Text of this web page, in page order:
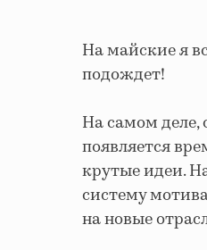
На майские я
подождет!
На самом деле,
появляется
крутые идеи.
систему
на новые